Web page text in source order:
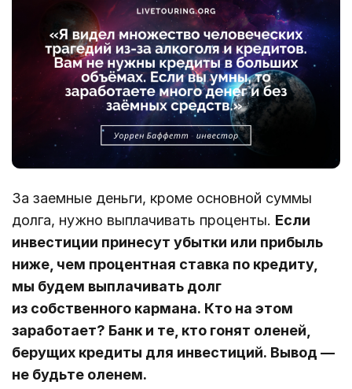
За заемные деньги, кроме основной суммы
долга, нужно выплачивать проценты. Если
инвестиции принесут убытки или прибыль
ниже, чем процентная ставка по кредиту,
мы будем выплачивать долг
из собственного кармана. Кто на этом
заработает? Банк и те, кто гонят оленей,
берущих кредиты для инвестиций. Вывод —
не будьте оленем.